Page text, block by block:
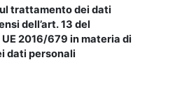
trattamento dei dati
dell’art. 13 del
2016/679 in materia di
dati personali